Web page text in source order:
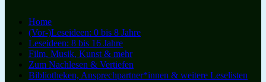
Home
(Vor-)Leseideen: 0 bis 8 Jahre
Leseideen: 8 bis 16 Jahre
Film, Musik, Kunst & mehr
Zum Nachlesen & Vertiefen
Bibliotheken, Ansprechpartner*innen & weitere Leselisten